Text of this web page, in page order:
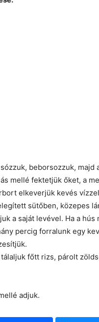
beborsozzuk, majd
mellé fektetjük őket, a
elkeverjük kevés
sütőben, közepes
a saját levével. Ha a hús
percig forralunk egy
főtt rizs, párolt
adjuk.